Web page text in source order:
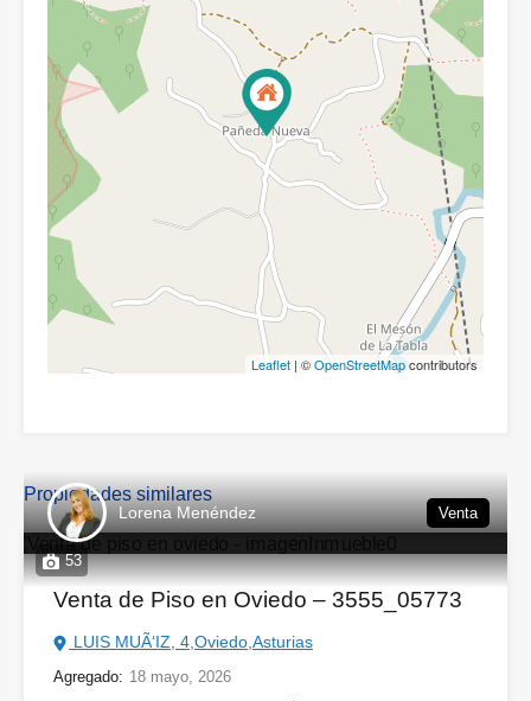
Leaflet | ©OpenStreetMapcontributors
Propiedades similares
53
Lorena Menéndez Venta
Venta de Piso en Oviedo – 3555_05773
LUIS MUÃ‘IZ, 4,Oviedo,Asturias
Agregado: 18 mayo, 2026